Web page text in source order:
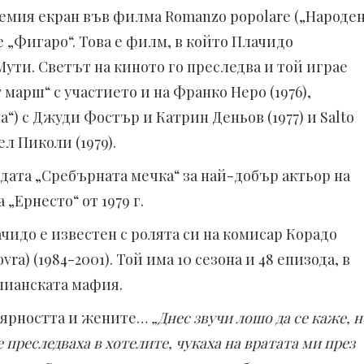
екран във филма Romanzo popolare
Това е филм, в който Плачидо
Светът на киното го преследва и той играе
с участието и на Франко Неро (1976),
с Джуди Фостър и Катрин Деньов (1977) и Salto
Пиколи (1979).
„Сребърната мечка“ за най-добър актьор на
от 1979 г.
е известен с ролята си на комисар Корадо
(1984-2001). Той има 10 сезона и 48 епизода, в
мафия.
и жените… „Днес звучи лошо да се каже,
в хотелите, чукаха на вратата ми през